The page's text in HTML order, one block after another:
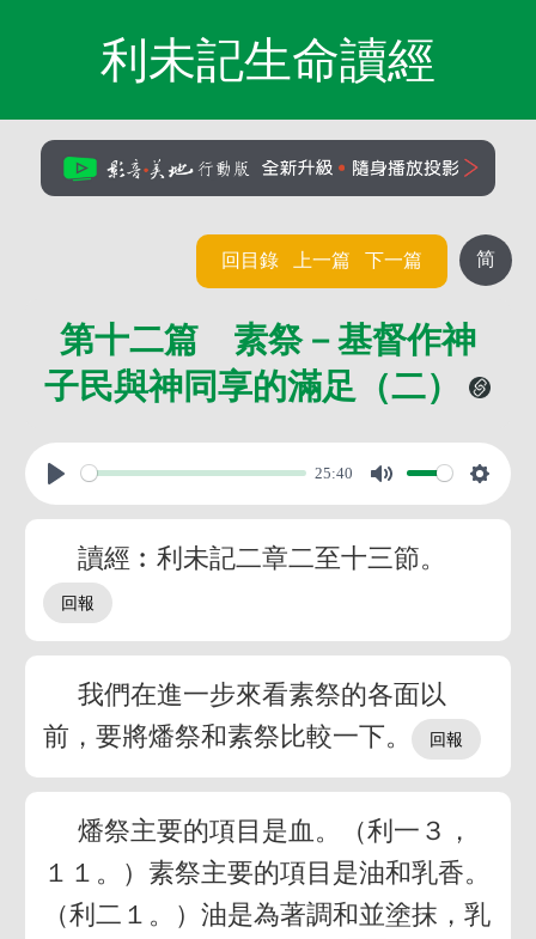
利未記生命讀經
简
回目錄 上一篇 下一篇
第十二篇 素祭－基督作神
子民與神同享的滿足（二）
25:40
讀經︰利未記二章二至十三節。
我們在進一步來看素祭的各面以
前，要將燔祭和素祭比較一下。
燔祭主要的項目是血。（利一３，
１１。）素祭主要的項目是油和乳香。
（利二１。）油是為著調和並塗抹，乳